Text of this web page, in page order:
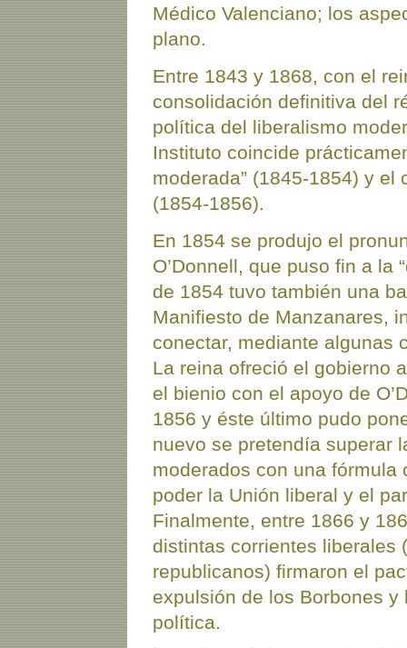
Médico Valenciano; los
plano.
Entre 1843 y 1868, con el
consolidación definitiva del
política del liberalismo
Instituto coincide
moderada” (1845-1854) y
(1854-1856).
En 1854 se produjo el
O’Donnell, que puso fin a la
de 1854 tuvo también una
Manifiesto de Manzanares,
conectar, mediante algunas
La reina ofreció el gobierno
el bienio con el apoyo de
1856 y éste último pudo
nuevo se pretendía superar
moderados con una fórmula
poder la Unión liberal y el
Finalmente, entre 1866 y
distintas corrientes liberales
republicanos) firmaron el
expulsión de los Borbones
política.